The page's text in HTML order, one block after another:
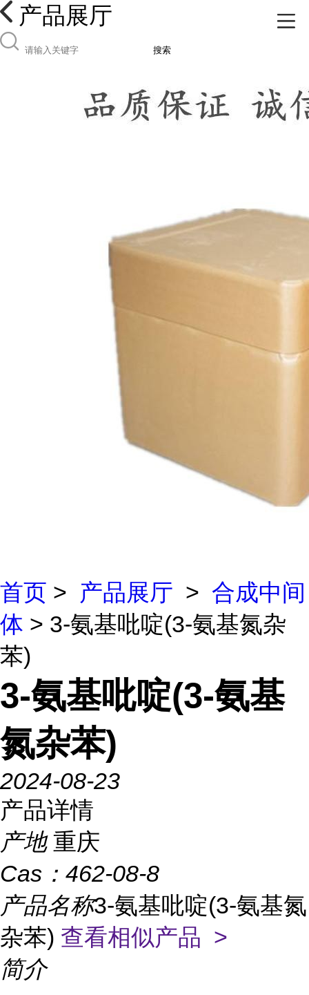
产品展厅
搜索
首页 > 产品展厅 > 合成中间
体 > 3-氨基吡啶(3-氨基氮杂
苯)
3-氨基吡啶(3-氨基
氮杂苯)
2024-08-23
产品详情
产地 重庆
Cas： 462-08-8
产品名称3-氨基吡啶(3-氨基氮
杂苯) 查看相似产品 >
简介